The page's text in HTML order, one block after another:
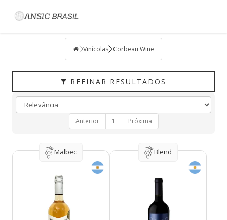
Vinícolas Corbeau Wine
REFINAR RESULTADOS
UVAS
VINÍCOLA
HARMONIZAÇÃO
Anterior 1 Próxima
Malbec Blend